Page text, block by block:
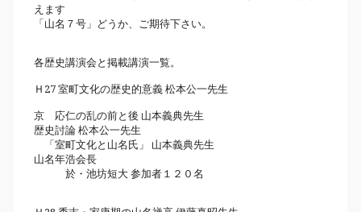
えます
「山名７号」どうか、ご期待下さい。
各歴史講演会と掲載講演一覧。
Ｈ27 室町文化の歴史的意義 松本公一先生
京 応仁の乱の前と後 山本義典先生
歴史討論 松本公一先生
「室町文化と山名氏」 山本義典先生
山名年浩会長
於・池坊短大 参加者１２０名